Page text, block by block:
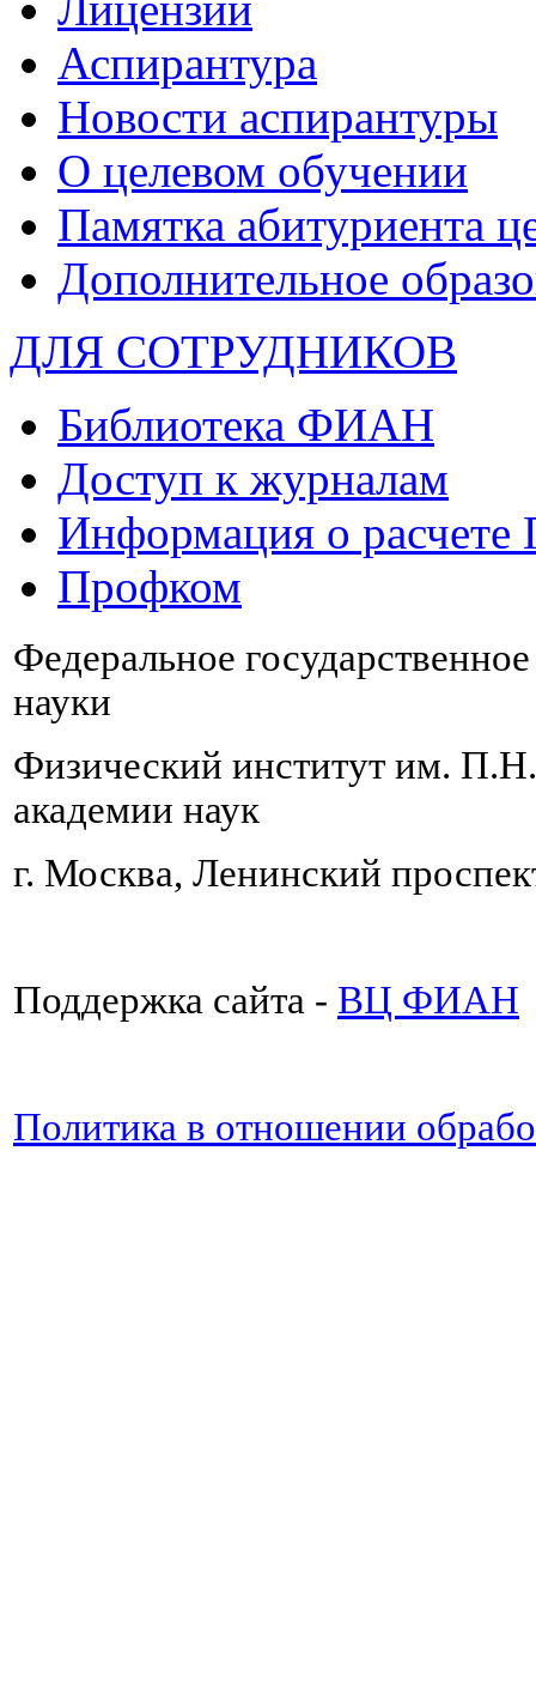
Аспирантура
Новости аспирантуры
О целевом обучении
Памятка абитуриента
Дополнительное
ДЛЯ СОТРУДНИКОВ
Библиотека ФИАН
Доступ к журналам
Информация о
Профком
Федеральное
науки
Физический институт им.
академии наук
г. Москва, Ленинский
Поддержка сайта - ВЦ ФИАН
Политика в отношении